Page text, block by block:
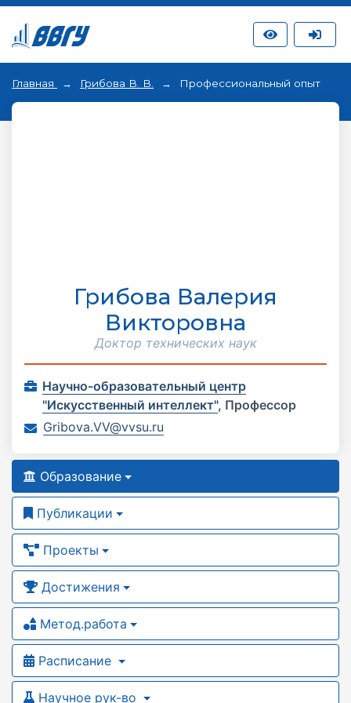
Главная Грибова В. В. Профессиональный опыт
Грибова Валерия
Викторовна
Доктор технических наук
Научно-образовательный центр
"Искусственный интеллект", Профессор
Gribova.VV@vvsu.ru
Образование
Публикации
Проекты
Достижения
Метод.работа
Расписание
Научное рук-во